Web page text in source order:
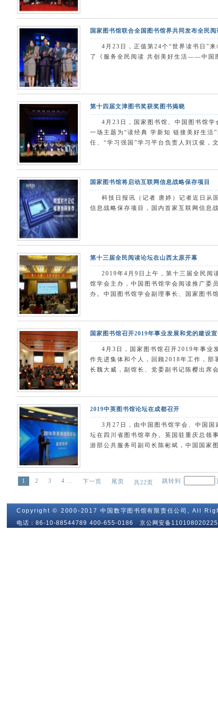
国家图书馆联合全国图书馆界共同发布全民
4月23日，正值第24个“世界读书日”
了《服务全民阅读 共创美好生活——中国
第十四届文津图书奖获奖图书揭晓
4月23日，国家图书馆、中国图书馆
一场主题为“读经典 学新知 链接美好生活
任、“学习强国”学习平台负责人刘汉俊，
国家图书馆将启动互联网信息战略保存项目
科技日报讯（记者 唐婷）记者近日从
信息战略保存项目，国内首家互联网信息
第十三届全民阅读论坛在山西太原开幕
2019年4月9日上午，第十三届全民阅
馆学会主办，中国图书馆学会阅读推广委
办。中国图书馆学会副理事长、国家图书
国家图书馆召开2019年事业发展和党的建设
4月3日，国家图书馆召开2019年事业
作先进集体和个人，回顾2018年工作，
长魏大威，副馆长、党委副书记陈樱出席
2019中英图书馆论坛在成都召开
3月27日，由中国图书馆学会、中国
坛在四川省图书馆举办。英国驻重庆总领
游部公共服务司副司长陈彬斌，中国国家
1 2 3 4 … 下一页 尾页 共22页 跳转到
Copyright © 2000-2017 中国数字图书馆有限责任公司, All
电话：86-10-88544789 400-655-0186 京公网安备